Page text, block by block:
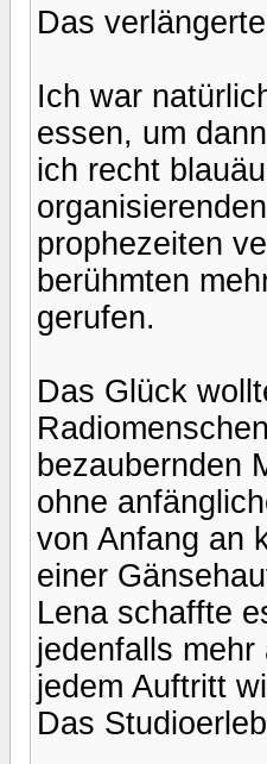
Das
Ich war
essen, um
ich recht
prophezeiten
berühmten
gerufen.
Das Glück
bezaubernden
ohne
von Anfang an
einer
Lena schaffte
jedenfalls
jedem Auftritt
Das